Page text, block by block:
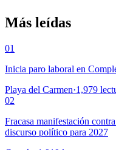
Más leídas
01
Inicia paro laboral en
Playa del Carmen·1,979
02
Fracasa manifestación
discurso político para 2027